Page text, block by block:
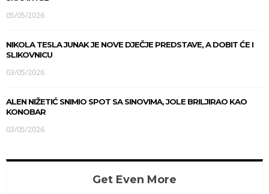
05/05/2026
NIKOLA TESLA JUNAK JE NOVE DJEČJE PREDSTAVE, A DOBIT ĆE I
SLIKOVNICU
03/05/2026
ALEN NIŽETIĆ SNIMIO SPOT SA SINOVIMA, JOLE BRILJIRAO KAO
KONOBAR
03/05/2026
Get Even More